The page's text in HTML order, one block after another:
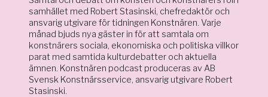
samhället med Robert Stasinski, chefredaktör och
ansvarig utgivare för tidningen Konstnären. Varje
månad bjuds nya gäster in för att samtala om
konstnärers sociala, ekonomiska och politiska villkor
parat med samtida kulturdebatter och aktuella
ämnen. Konstnären podcast produceras av AB
Svensk Konstnärsservice, ansvarig utgivare Robert
Stasinski.